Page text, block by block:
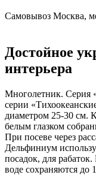
Самовывоз Москва,
Достойное
интерьера
Многолетник. Серия
серии
диаметром 25-30 см.
белым глазком
При посеве через
Дельфиниум
посадок, для
воде сохраняются до